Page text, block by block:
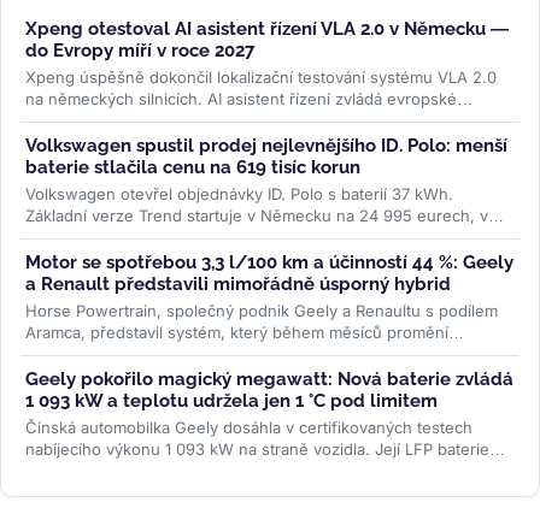
Xpeng otestoval AI asistent řízení VLA 2.0 v Německu —
do Evropy míří v roce 2027
Xpeng úspěšně dokončil lokalizační testování systému VLA 2.0
na německých silnicích. AI asistent řízení zvládá evropské
dopravní...>>
Volkswagen spustil prodej nejlevnějšího ID. Polo: menší
baterie stlačila cenu na 619 tisíc korun
Volkswagen otevřel objednávky ID. Polo s baterií 37 kWh.
Základní verze Trend startuje v Německu na 24 995 eurech, v
Česku na 619 000 Kč....>>
Motor se spotřebou 3,3 l/100 km a účinností 44 %: Geely
a Renault představili mimořádně úsporný hybrid
Horse Powertrain, společný podnik Geely a Renaultu s podílem
Aramca, představil systém, který během měsíců promění
elektromobilovou...>>
Geely pokořilo magický megawatt: Nová baterie zvládá
1 093 kW a teplotu udržela jen 1 °C pod limitem
Čínská automobilka Geely dosáhla v certifikovaných testech
nabíjecího výkonu 1 093 kW na straně vozidla. Její LFP baterie